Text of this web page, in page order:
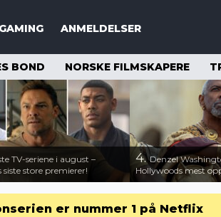
GAMING ANMELDELSER
BOND NORSKE FILMSKAPERE
TV-seriene i august –
store premierer!
4.Denzel
Hollywoods mest
er nummer 1 på Netflix